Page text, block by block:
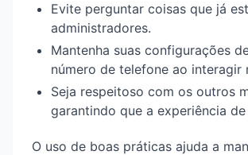
Evite perguntar coisas que já
administradores.
Mantenha suas configurações
número de telefone ao interagir
Seja respeitoso com os outros
garantindo que a experiência
O uso de boas práticas ajuda a